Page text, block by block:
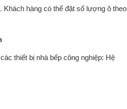
hàng có thể đặt số lượng ô theo
thiết bị nhà bếp công nghiệp: Hệ